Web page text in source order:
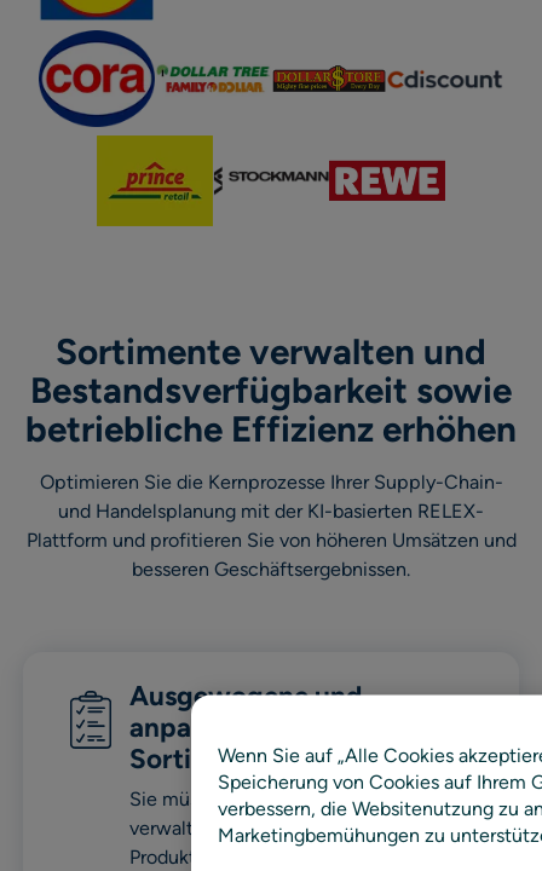
Sortimente verwalten und
Bestandsverfügbarkeit sowie
betriebliche Effizienz erhöhen
Optimieren Sie die Kernprozesse Ihrer Supply-Chain-
und Handelsplanung mit der KI-basierten RELEX-
Plattform und profitieren Sie von höheren Umsätzen und
besseren Geschäftsergebnissen.
Ausgewogene und
anpassbare
Sortimentsplanung
Sie müssen verschiedene Sortimente
verwalten, darunter Langsamdreher, neue
Produkteinführungen, Frischwaren und
Wenn Sie auf „Alle Cookies
Speicherung von Cookies auf Ihrem
verbessern, die Websitenutzung zu
Marketingbemühungen zu